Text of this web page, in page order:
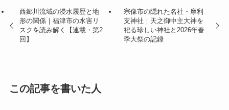
西郷川流域の浸水履歴と地
形の関係｜福津市の水害リ
スクを読み解く【連載・第2
回】
宗像市の隠れた名社・摩利
支神社｜天之御中主大神を
祀る珍しい神社と2026年春
季大祭の記録
この記事を書いた人